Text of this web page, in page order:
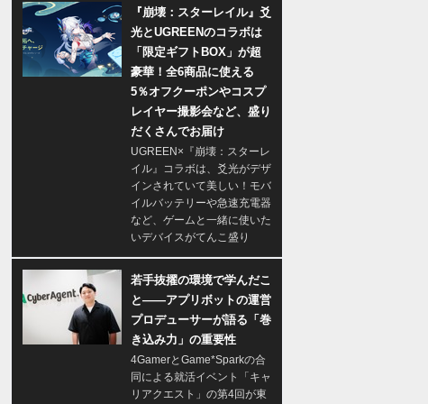
『崩壊：スターレイル』爻
光とUGREENのコラボは
「限定ギフトBOX」が超
豪華！全6商品に使える
5％オフクーポンやコスプ
レイヤー撮影会など、盛り
だくさんでお届け
UGREEN×『崩壊：スターレ
イル』コラボは、爻光がデザ
インされていて美しい！モバ
イルバッテリーや急速充電器
など、ゲームと一緒に使いた
いデバイスがてんこ盛り
若手抜擢の環境で学んだこ
と――アプリボットの運営
プロデューサーが語る「巻
き込み力」の重要性
4GamerとGame*Sparkの合
同による就活イベント「キャ
リアクエスト」の第4回が東